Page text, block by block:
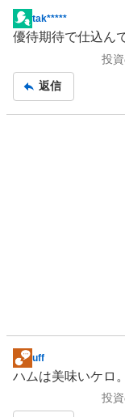
掲
示
事
tak*****
優待期待で仕込ん
投
返信
掲
示
uff
ハムは美味いケ
投